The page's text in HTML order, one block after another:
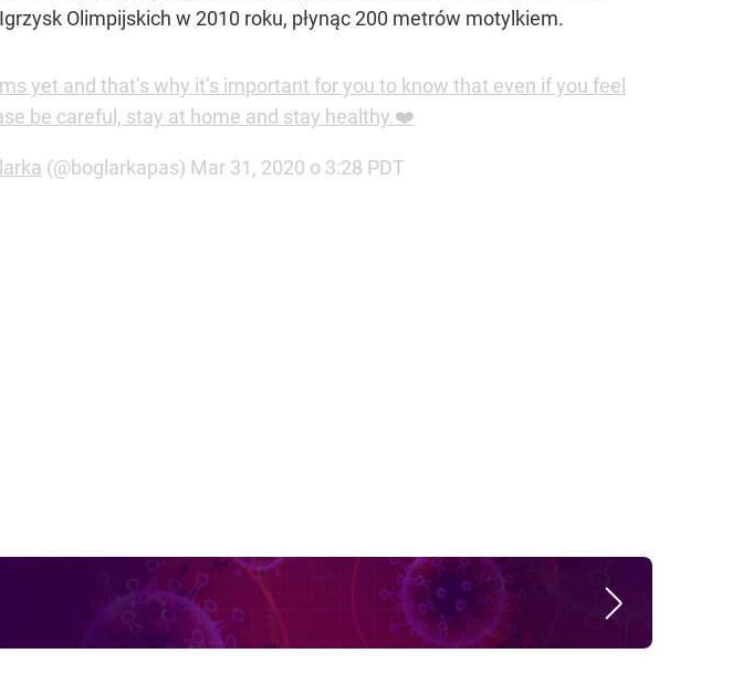
Olimpijskich w 2010 roku, płynąc 200 metrów motylkiem.
yet and that’s why it’s important for you to know that even if you feel
be careful, stay at home and stay healthy.❤️
(@boglarkapas) Mar 31, 2020 o 3:28 PDT